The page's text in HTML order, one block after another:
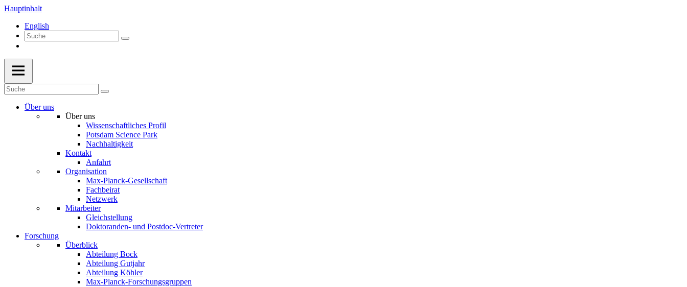
Hauptinhalt
English
Über uns
Über uns
Wissenschaftliches Profil
Potsdam Science Park
Nachhaltigkeit
Kontakt
Anfahrt
Organisation
Max-Planck-Gesellschaft
Fachbeirat
Netzwerk
Mitarbeiter
Gleichstellung
Doktoranden- und Postdoc-Vertreter
Forschung
Überblick
Abteilung Bock
Abteilung Gutjahr
Abteilung Köhler
Max-Planck-Forschungsgruppen